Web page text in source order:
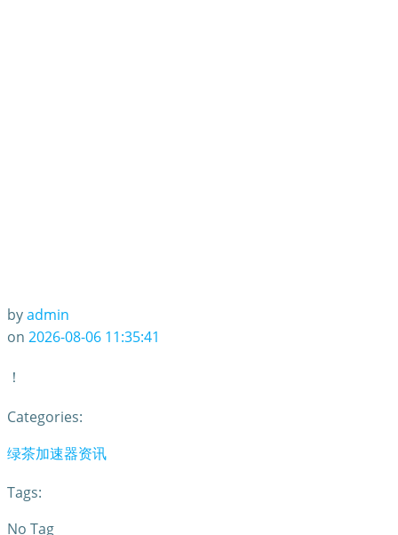
byadmin
on 2026-08-06 11:35:41
！
Categories:
绿茶加速器资讯
Tags:
No Tag